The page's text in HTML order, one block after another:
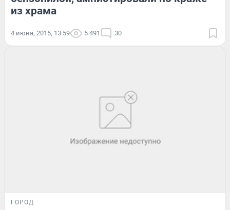
из храма
4 июня, 2015, 13:59 5 491 30
ГОРОД